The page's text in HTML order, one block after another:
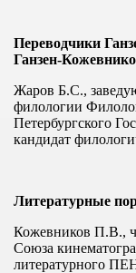
Переводчики
Ганзен-
Жаров Б.С.,
филологии
Петербургского
кандидат
Литературные
Кожевников П.В.,
Союза
литературного
2013